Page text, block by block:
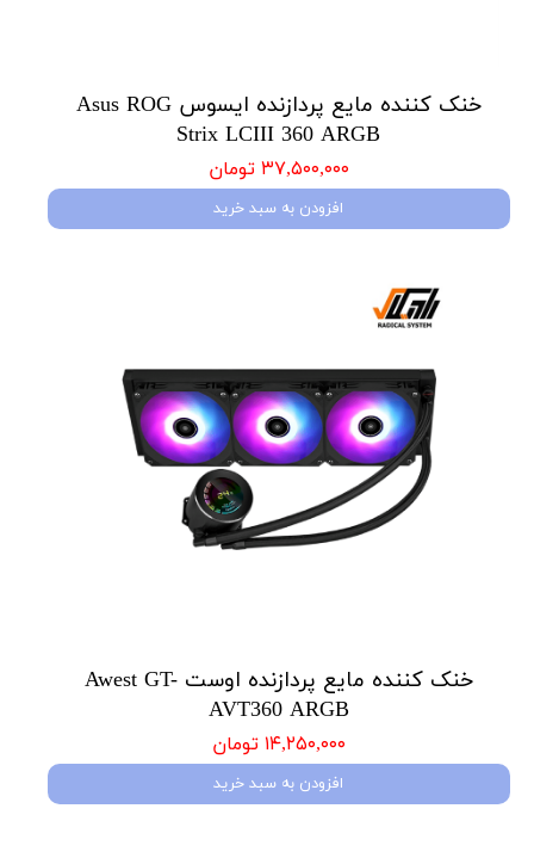
خنک کننده مایع پردازنده ایسوس Asus ROG
Strix LCIII 360 ARGB
۳۷,۵۰۰,۰۰۰ تومان
افزودن به سبد خرید
خنک کننده مایع پردازنده اوست Awest GT-
AVT360 ARGB
۱۴,۲۵۰,۰۰۰ تومان
افزودن به سبد خرید